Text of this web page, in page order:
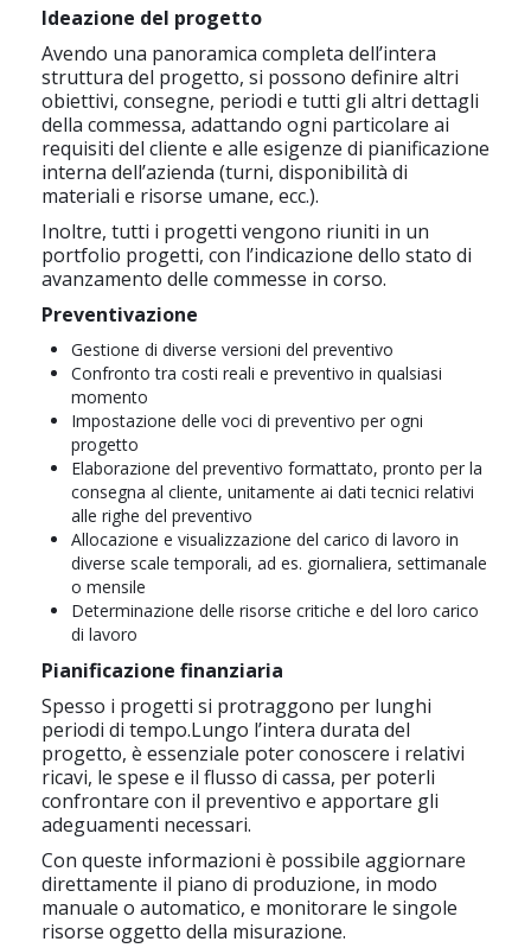
Ideazione del progetto
Avendo una panoramica completa dell’intera
struttura del progetto, si possono definire altri
obiettivi, consegne, periodi e tutti gli altri dettagli
della commessa, adattando ogni particolare ai
requisiti del cliente e alle esigenze di pianificazione
interna dell’azienda (turni, disponibilità di
materiali e risorse umane, ecc.).
Inoltre, tutti i progetti vengono riuniti in un
portfolio progetti, con l’indicazione dello stato di
avanzamento delle commesse in corso.
Preventivazione
Gestione di diverse versioni del preventivo
Confronto tra costi reali e preventivo in qualsiasi
momento
Impostazione delle voci di preventivo per ogni
progetto
Elaborazione del preventivo formattato, pronto per la
consegna al cliente, unitamente ai dati tecnici relativi
alle righe del preventivo
Allocazione e visualizzazione del carico di lavoro in
diverse scale temporali, ad es. giornaliera, settimanale
o mensile
Determinazione delle risorse critiche e del loro carico
di lavoro
Pianificazione finanziaria
Spesso i progetti si protraggono per lunghi
periodi di tempo.Lungo l’intera durata del
progetto, è essenziale poter conoscere i relativi
ricavi, le spese e il flusso di cassa, per poterli
confrontare con il preventivo e apportare gli
adeguamenti necessari.
Con queste informazioni è possibile aggiornare
direttamente il piano di produzione, in modo
manuale o automatico, e monitorare le singole
risorse oggetto della misurazione.